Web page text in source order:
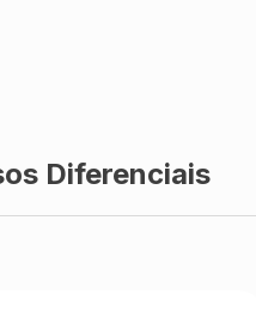
Diferenciais